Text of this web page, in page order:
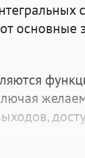
основные